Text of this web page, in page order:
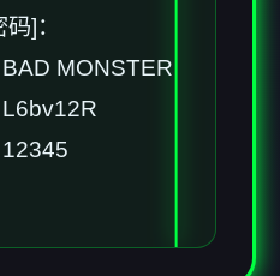
]：
MONSTER